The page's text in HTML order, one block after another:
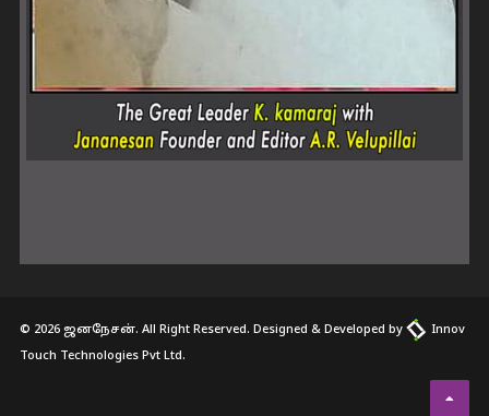
© 2026 ஜனநேசன். All Right Reserved. Designed & Developed by
Innov
Touch Technologies Pvt Ltd.